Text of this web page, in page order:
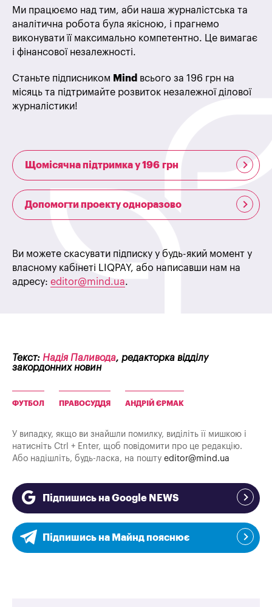
Ми працюємо над тим, аби наша журналістська та
аналітична робота була якісною, і прагнемо
виконувати її максимально компетентно. Це вимагає
і фінансової незалежності.
Станьте підписником Mind всього за 196 грн на
місяць та підтримайте розвиток незалежної ділової
журналістики!
Щомісячна підтримка у 196 грн
Допомогти проекту одноразово
Ви можете скасувати підписку у будь-який момент у
власному кабінеті LIQPAY, або написавши нам на
адресу: editor@mind.ua.
Текст: Надія Паливода, редакторка відділу
закордонних новин
ФУТБОЛ ПРАВОСУДДЯ АНДРІЙ ЄРМАК
У випадку, якщо ви знайшли помилку, виділіть її мишкою і
натисніть Ctrl + Enter, щоб повідомити про це редакцію.
Або надішліть, будь-ласка, на пошту editor@mind.ua
Підпишись на Google NEWS
Підпишись на Майнд пояснює